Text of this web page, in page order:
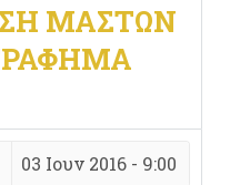
ΜΑΣΤΏΝ
03 Ιουν 2016 - 9:00